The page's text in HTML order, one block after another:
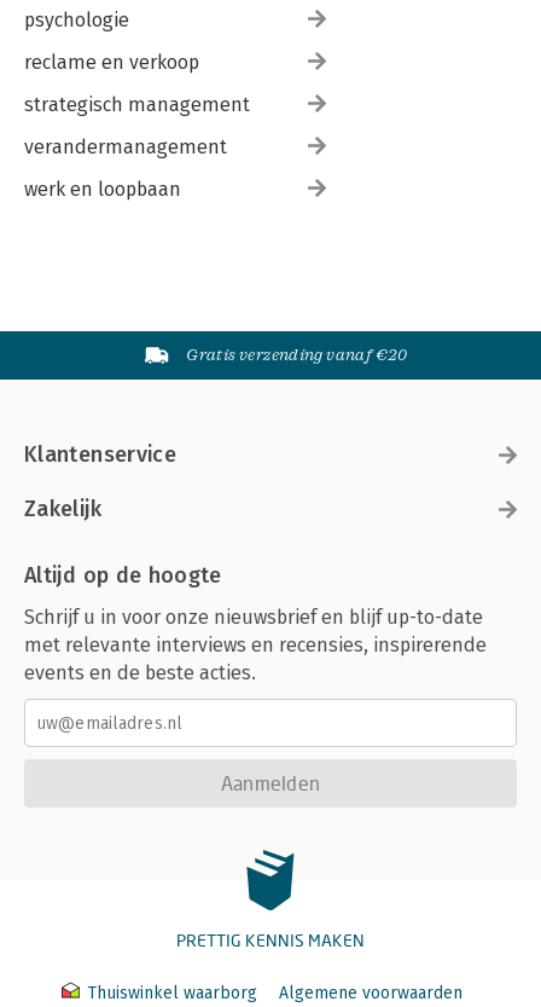
psychologie
reclame en verkoop
strategisch management
verandermanagement
werk en loopbaan
Gratis verzending vanaf €20
Klantenservice
Zakelijk
Altijd op de hoogte
Schrijf u in voor onze nieuwsbrief en blijf up-to-date
met relevante interviews en recensies, inspirerende
events en de beste acties.
Aanmelden
PRETTIG KENNIS MAKEN
Thuiswinkel waarborg Algemene voorwaarden